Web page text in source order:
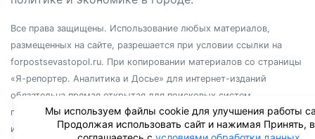
Все права защищены. Использование любых материалов,
размещенных на сайте, разрешается при условии ссылки на
forpostsevastopol.ru. При копировании материалов со страницы
«Я-репортер. Аналитика и Досье» для интернет-изданий
обязательна прямая открытая для поисковых систем
гиперссылка. Независимо от полного или частичного
использования материалов, ссылка должна быть размещена в
Мы используем файлы cookie для улучшения работы
Продолжая использовать сайт и нажимая Принять,